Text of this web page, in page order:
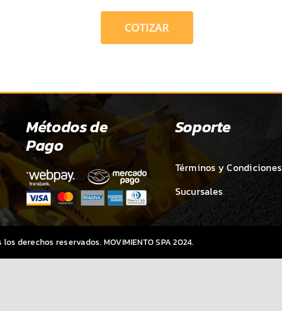
COTIZAR
Métodos de
Pago
Soporte
Términos y Condiciones
Sucursales
los derechos reservados. MOVIMIENTO SPA 2024.